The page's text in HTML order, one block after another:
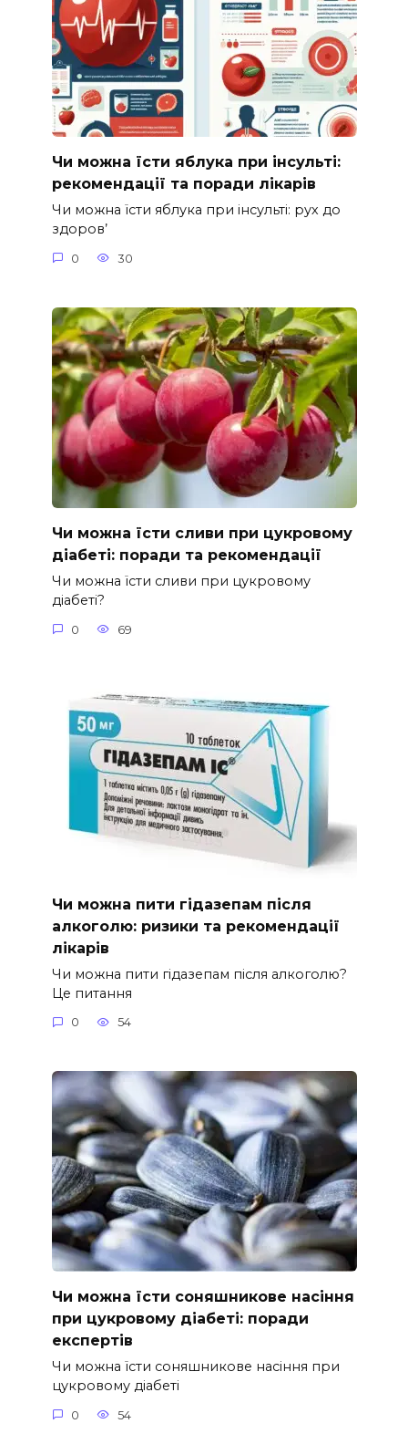
Чи можна їсти яблука при інсульті:
рекомендації та поради лікарів
Чи можна їсти яблука при інсульті: рух до
здоров’
0 30
Чи можна їсти сливи при цукровому
діабеті: поради та рекомендації
Чи можна їсти сливи при цукровому
діабеті?
0 69
Чи можна пити гідазепам після
алкоголю: ризики та рекомендації
лікарів
Чи можна пити гідазепам після алкоголю?
Це питання
0 54
Чи можна їсти соняшникове насіння
при цукровому діабеті: поради
експертів
Чи можна їсти соняшникове насіння при
цукровому діабеті
0 54